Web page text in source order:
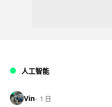
人工智能
Vin 1 日